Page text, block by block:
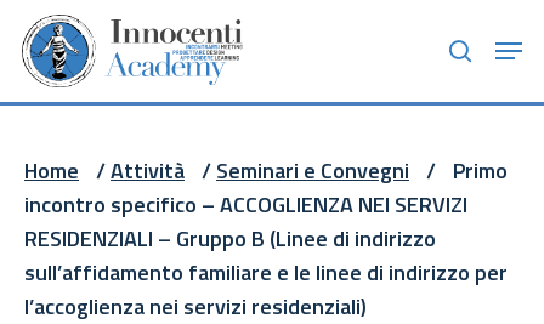
Skip
main
search
Home /Attività /Seminari e Convegni / Primo
incontro specifico – ACCOGLIENZA NEI SERVIZI
RESIDENZIALI – Gruppo B (Linee di indirizzo
sull’affidamento familiare e le linee di indirizzo per
l’accoglienza nei servizi residenziali)